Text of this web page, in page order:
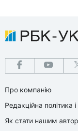
Про компанію
Редакційна політика
Як стати нашим